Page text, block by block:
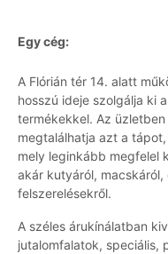
Egy cég:
A Flórián tér 14. alatt
hosszú ideje szolgálja ki
termékekkel. Az
megtalálhatja azt a
mely leginkább megfelel
akár kutyáról,
felszerelésekről.
A széles árukínálatban
jutalomfalatok, speciális,